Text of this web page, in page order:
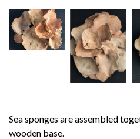
Sea sponges are assembled
wooden base.